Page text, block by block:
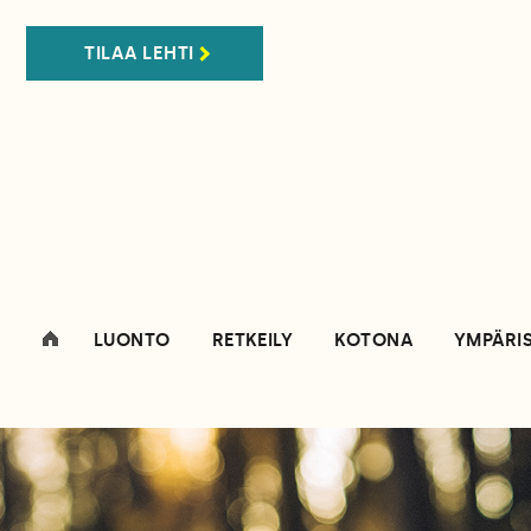
TILAA LEHTI
LUONTO RETKEILY KOTONA